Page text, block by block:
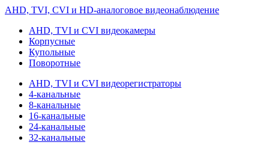
AHD, TVI, CVI и HD-аналоговое видеонаблюдение
AHD, TVI и CVI видеокамеры
Корпусные
Купольные
Поворотные
AHD, TVI и CVI видеорегистраторы
4-канальные
8-канальные
16-канальные
24-канальные
32-канальные